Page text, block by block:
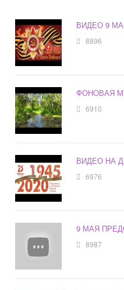
ВИДЕО 9
8896
ФОНОВАЯ
6910
ВИДЕО НА
6976
9 МАЯ
8987